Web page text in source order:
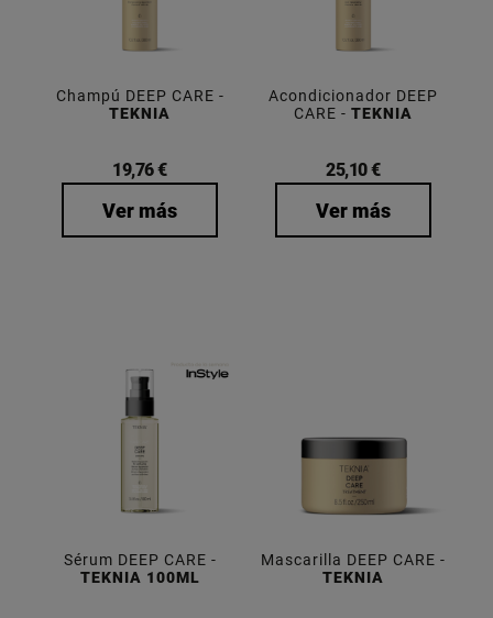
Champú DEEP CARE -
TEKNIA
19,76 €
Ver más
Acondicionador DEEP
CARE - TEKNIA
25,10 €
Ver más
Sérum DEEP CARE -
TEKNIA 100ML
Mascarilla DEEP CARE -
TEKNIA